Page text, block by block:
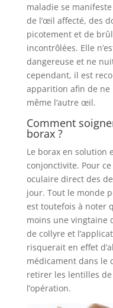
maladie se
de l’œil affecté, des
picotement et de
incontrôlées. Elle
dangereuse et ne
cependant, il est
apparition afin de ne
même l’autre œil.
Comment
borax ?
Le borax en solution
conjonctivite. Pour
oculaire direct des
jour. Tout le monde
est toutefois à noter
moins une vingtaine
de collyre et
risquerait en effet
médicament dans le
retirer les lentilles
l’opération.